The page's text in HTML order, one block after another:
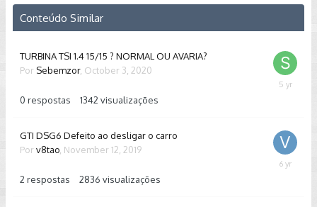
Conteúdo Similar
TURBINA TSI 1.4 15/15 ? NORMAL OU AVARIA?
Por Sebemzor, October 3, 2020
0 respostas 1342 visualizações
October
GTI DSG6 Defeito ao desligar o carro
Por v8tao November 12, 2019
2 respostas 2836 visualizações